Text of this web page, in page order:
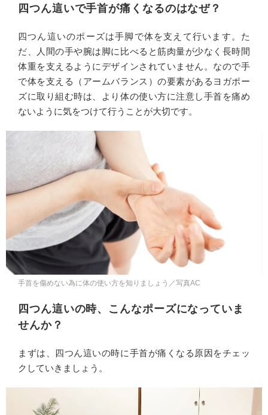
四つん這いで手首が痛くなるのはなぜ？
四つん這いのポーズは手脚で体を支えて行います。た
だ、人間の手や腕は脚に比べると筋肉量が少なく長時間
体重を支えるようにデザインされていません。なので手
で体を支える（アームバランス）の要素があるヨガポー
ズに取り組む時は、より体の使い方に注意し手首を痛め
ないように気をつけて行うことが大切です。
手首を傷めない為に体の使い方を知りましょう／写真AC
四つん這いの時、こんなポーズになっていま
せんか？
まずは、四つん這いの時に手首が痛くなる原因をチェッ
クしていきましょう。